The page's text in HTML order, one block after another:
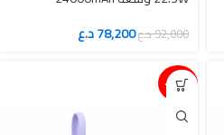
92,000د.ع78,200د.ع
15%-